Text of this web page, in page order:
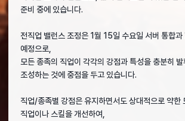
준비 중에 있습니다.
전직업 밸런스 조정은 1월 15일 수요일 서버 통합과
예정으로,
모든 종족의 직업이 각각의 강점과 특성을 충분히
조성하는 것에 중점을 두고 있습니다.
직업/종족별 강점은 유지하면서도 상대적으로 약한
직업이나 스킬을 개선하여,